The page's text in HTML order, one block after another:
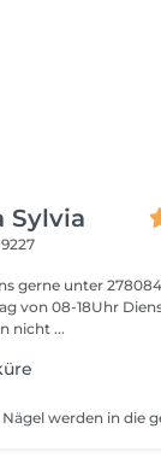
Sylvia
gerne unter
von 08-18Uhr
nicht ...